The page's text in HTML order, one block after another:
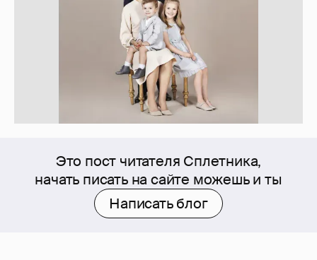
Это пост читателя Сплетника,
начать писать на сайте можешь и ты
Написать блог